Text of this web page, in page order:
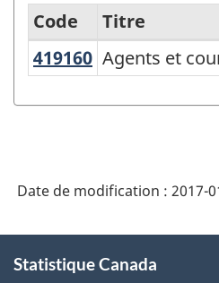
Variante
de
détail
Code
Titre
419160 Agents et
Agents et
Date de modification : 2017-
propos
Statistique Canada